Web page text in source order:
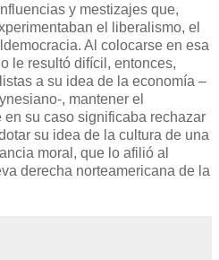
y mestizajes que,
el liberalismo, el
Al colocarse en esa
le resultó difícil, entonces,
a su idea de la economía –
, mantener el
en su caso significaba rechazar
su idea de la cultura de una
moral, que lo afilió al
derecha norteamericana de la